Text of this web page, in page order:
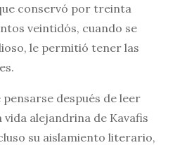
conservó por treinta
veintidós, cuando se
le permitió tener las
pensarse después de leer
alejandrina de Kavafis
su aislamiento literario,